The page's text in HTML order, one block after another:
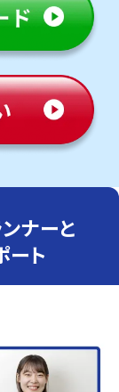
ナーと
ート